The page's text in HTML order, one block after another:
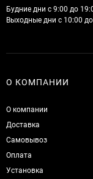
Будние дни с 9:00 до
Выходные дни с 10:00
О КОМПАНИИ
О компании
Доставка
Самовывоз
Оплата
Установка